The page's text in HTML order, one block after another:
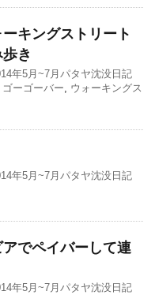
キングストリート
き
年5月~7月パタヤ沈没日記
ゴーゴーバー, ウォーキングス
年5月~7月パタヤ沈没日記
でペイバーして連
年5月~7月パタヤ沈没日記